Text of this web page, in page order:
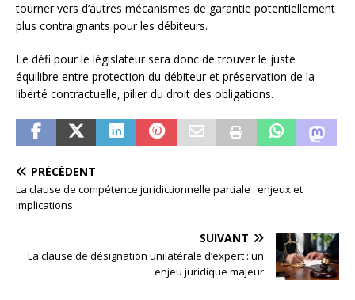
tourner vers d’autres mécanismes de garantie potentiellement
plus contraignants pour les débiteurs.
Le défi pour le législateur sera donc de trouver le juste
équilibre entre protection du débiteur et préservation de la
liberté contractuelle, pilier du droit des obligations.
PRÉCÉDENT
La clause de compétence juridictionnelle partiale : enjeux et
implications
SUIVANT
La clause de désignation unilatérale d’expert : un
enjeu juridique majeur